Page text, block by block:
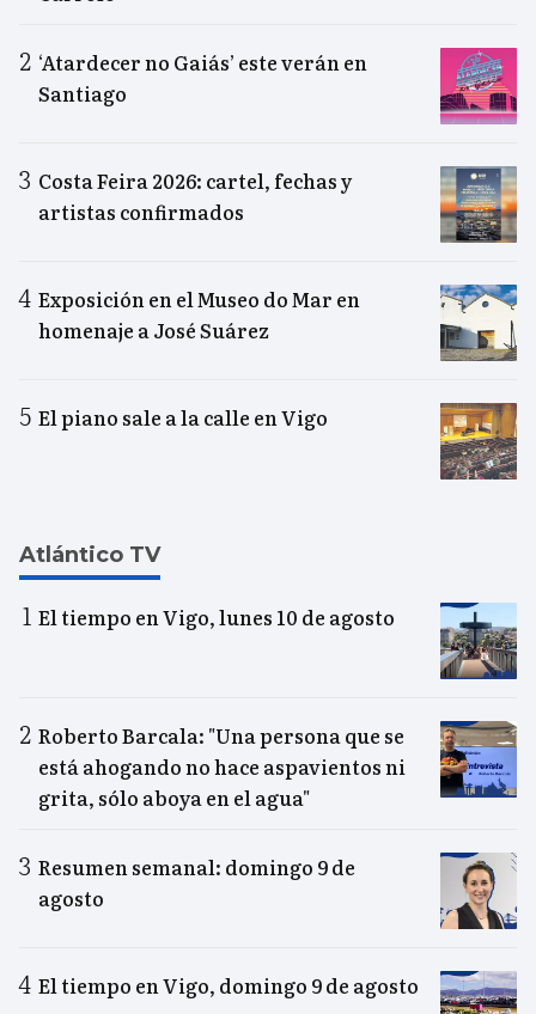
‘Atardecer no Gaiás’ este verán en
Santiago
Costa Feira 2026: cartel, fechas y
artistas confirmados
Exposición en el Museo do Mar en
homenaje a José Suárez
El piano sale a la calle en Vigo
Atlántico TV
El tiempo en Vigo, lunes 10 de agosto
Roberto Barcala: "Una persona que se
está ahogando no hace aspavientos ni
grita, sólo aboya en el agua"
Resumen semanal: domingo 9 de
agosto
El tiempo en Vigo, domingo 9 de agosto